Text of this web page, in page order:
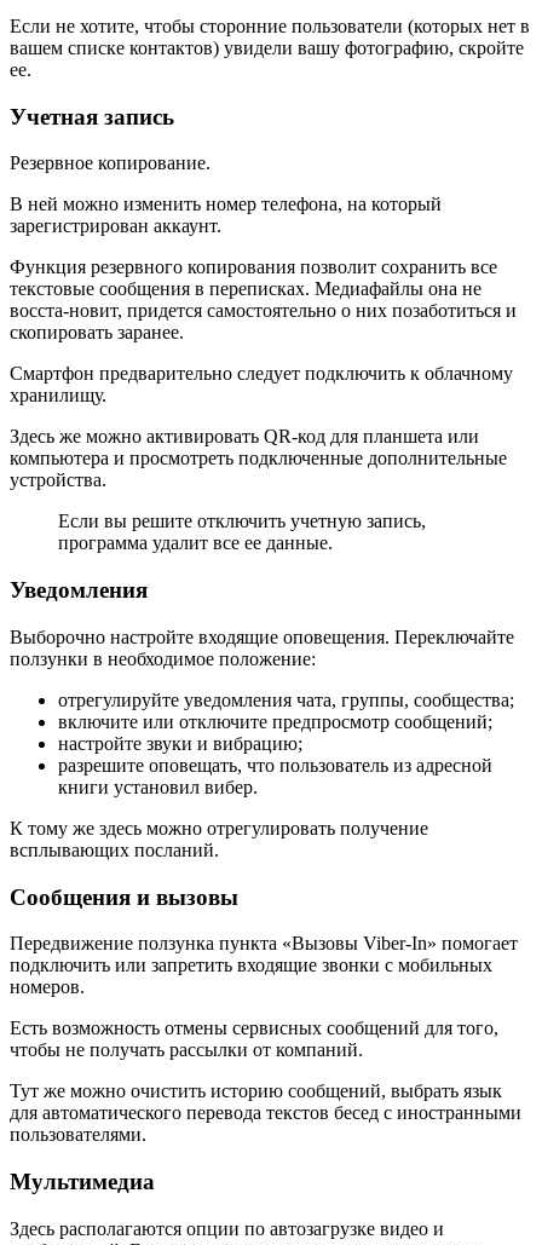
Если не хотите, чтобы сторонние пользователи (которых нет в
вашем списке контактов) увидели вашу фотографию, скройте
ее.
Учетная запись
Резервное копирование.
В ней можно изменить номер телефона, на который
зарегистрирован аккаунт.
Функция резервного копирования позволит сохранить все
текстовые сообщения в переписках. Медиафайлы она не
восста-новит, придется самостоятельно о них позаботиться и
скопировать заранее.
Смартфон предварительно следует подключить к облачному
хранилищу.
Здесь же можно активировать QR-код для планшета или
компьютера и просмотреть подключенные дополнительные
устройства.
Если вы решите отключить учетную запись,
программа удалит все ее данные.
Уведомления
Выборочно настройте входящие оповещения. Переключайте
ползунки в необходимое положение:
отрегулируйте уведомления чата, группы, сообщества;
включите или отключите предпросмотр сообщений;
настройте звуки и вибрацию;
разрешите оповещать, что пользователь из адресной
книги установил вибер.
К тому же здесь можно отрегулировать получение
всплывающих посланий.
Сообщения и вызовы
Передвижение ползунка пункта «Вызовы Viber-In» помогает
подключить или запретить входящие звонки с мобильных
номеров.
Есть возможность отмены сервисных сообщений для того,
чтобы не получать рассылки от компаний.
Тут же можно очистить историю сообщений, выбрать язык
для автоматического перевода текстов бесед с иностранными
пользователями.
Мультимедиа
Здесь располагаются опции по автозагрузке видео и